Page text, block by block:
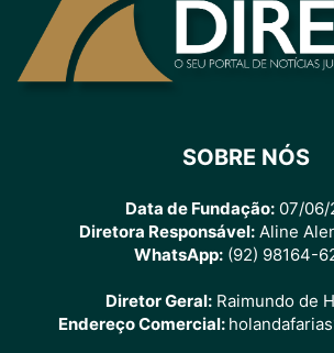
SOBRE NÓS
Data de Fundação: 07/06/
Diretora Responsável:Aline
WhatsApp: (92) 98164-
Diretor Geral: Raimundo de
Endereço Comercial: